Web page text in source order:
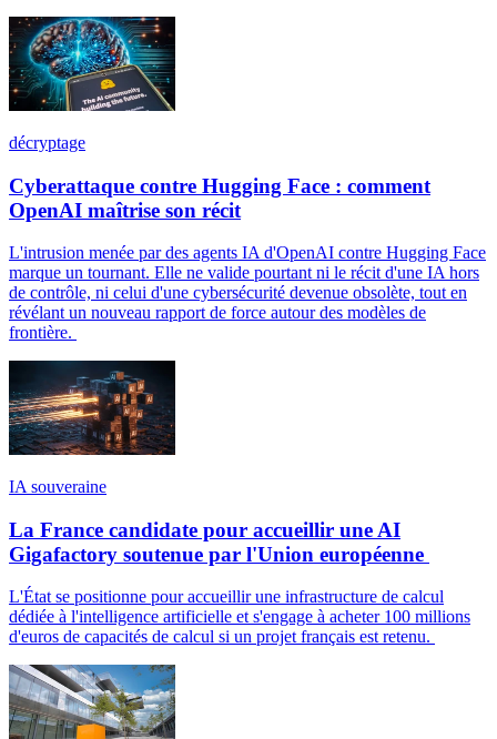
décryptage
Cyberattaque contre Hugging Face : comment
OpenAI maîtrise son récit
L'intrusion menée par des agents IA d'OpenAI contre Hugging Face
marque un tournant. Elle ne valide pourtant ni le récit d'une IA hors
de contrôle, ni celui d'une cybersécurité devenue obsolète, tout en
révélant un nouveau rapport de force autour des modèles de
frontière.
IA souveraine
La France candidate pour accueillir une AI
Gigafactory soutenue par l'Union européenne
L'État se positionne pour accueillir une infrastructure de calcul
dédiée à l'intelligence artificielle et s'engage à acheter 100 millions
d'euros de capacités de calcul si un projet français est retenu.